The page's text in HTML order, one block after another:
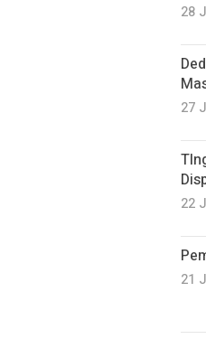
28
27
22
21